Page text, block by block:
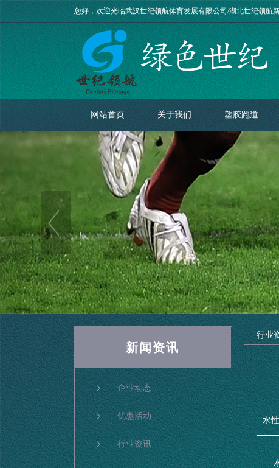
您好，欢迎光临武汉世纪领航体育发展有限公司/湖北世纪领航
网站首页 关于我们 塑胶跑道
新闻资讯
企业动态
优惠活动
行业资讯
行业
水